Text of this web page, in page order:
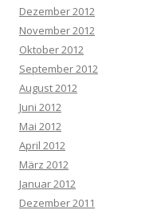
Dezember 2012
November 2012
Oktober 2012
September 2012
August 2012
Juni 2012
Mai 2012
April 2012
März 2012
Januar 2012
Dezember 2011